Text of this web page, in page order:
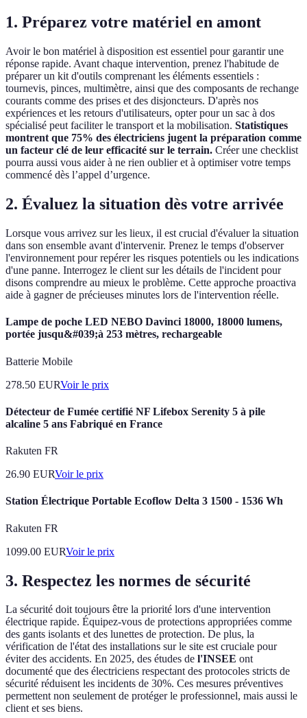
1. Préparez votre matériel en amont
Avoir le bon matériel à disposition est essentiel pour garantir une
réponse rapide. Avant chaque intervention, prenez l'habitude de
préparer un kit d'outils comprenant les éléments essentiels :
tournevis, pinces, multimètre, ainsi que des composants de rechange
courants comme des prises et des disjoncteurs. D'après nos
expériences et les retours d'utilisateurs, opter pour un sac à dos
spécialisé peut faciliter le transport et la mobilisation. Statistiques
montrent que 75% des électriciens jugent la préparation comme
un facteur clé de leur efficacité sur le terrain. Créer une checklist
pourra aussi vous aider à ne rien oublier et à optimiser votre temps
commencé dès l’appel d’urgence.
2. Évaluez la situation dès votre arrivée
Lorsque vous arrivez sur les lieux, il est crucial d'évaluer la situation
dans son ensemble avant d'intervenir. Prenez le temps d'observer
l'environnement pour repérer les risques potentiels ou les indications
d'une panne. Interrogez le client sur les détails de l'incident pour
disons comprendre au mieux le problème. Cette approche proactiva
aide à gagner de précieuses minutes lors de l'intervention réelle.
Lampe de poche LED NEBO Davinci 18000, 18000 lumens,
portée jusqu&#039;à 253 mètres, rechargeable
Batterie Mobile
278.50 EURVoir le prix
Détecteur de Fumée certifié NF Lifebox Serenity 5 à pile
alcaline 5 ans Fabriqué en France
Rakuten FR
26.90 EURVoir le prix
Station Électrique Portable Ecoflow Delta 3 1500 - 1536 Wh
Rakuten FR
1099.00 EURVoir le prix
3. Respectez les normes de sécurité
La sécurité doit toujours être la priorité lors d'une intervention
électrique rapide. Équipez-vous de protections appropriées comme
des gants isolants et des lunettes de protection. De plus, la
vérification de l'état des installations sur le site est cruciale pour
éviter des accidents. En 2025, des études de l'INSEE ont
documenté que des électriciens respectant des protocoles stricts de
sécurité réduisent les incidents de 30%. Ces mesures préventives
permettent non seulement de protéger le professionnel, mais aussi le
client et ses biens.